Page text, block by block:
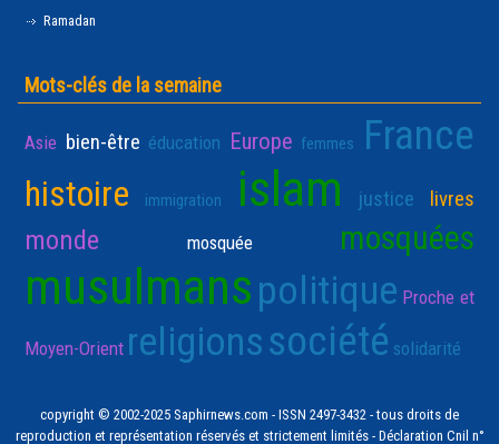
Ramadan
Mots-clés de la semaine
Asie bien-être éducation Europe femmes France
histoire immigration islam justice livres
monde mosquée mosquées
musulmanspolitique Proche et
Moyen-Orient religionssociété solidarité
copyright © 2002-2025 Saphirnews.com - ISSN 2497-3432 - tous droits de
reproduction et représentation réservés et strictement limités - Déclaration Cnil n°